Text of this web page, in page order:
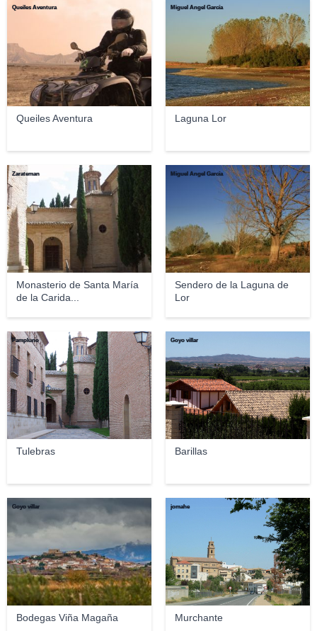
Queiles Aventura
Queiles Aventura
Laguna Lor
Miguel Ángel García
Monasterio de Santa María
de la Carida...
Zarateman
Sendero de la Laguna de
Lor
Miguel Ángel García
Tulebras
Pampluno
Barillas
Goyo villar
Bodegas Viña Magaña
Goyo villar
Murchante
jomahe